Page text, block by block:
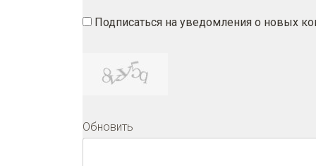
Подписаться на уведомления о новых
Обновить